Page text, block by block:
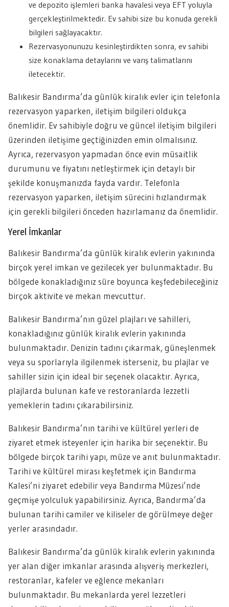
ve depozito işlemleri banka havalesi veya EFT yoluyla
gerçekleştirilmektedir. Ev sahibi size bu konuda gerekli
bilgileri sağlayacaktır.
Rezervasyonunuzu kesinleştirdikten sonra, ev sahibi
size konaklama detaylarını ve varış talimatlarını
iletecektir.
Balıkesir Bandırma’da günlük kiralık evler için telefonla
rezervasyon yaparken, iletişim bilgileri oldukça
önemlidir. Ev sahibiyle doğru ve güncel iletişim bilgileri
üzerinden iletişime geçtiğinizden emin olmalısınız.
Ayrıca, rezervasyon yapmadan önce evin müsaitlik
durumunu ve fiyatını netleştirmek için detaylı bir
şekilde konuşmanızda fayda vardır. Telefonla
rezervasyon yaparken, iletişim sürecini hızlandırmak
için gerekli bilgileri önceden hazırlamanız da önemlidir.
Yerel İmkanlar
Balıkesir Bandırma’da günlük kiralık evlerin yakınında
birçok yerel imkan ve gezilecek yer bulunmaktadır. Bu
bölgede konakladığınız süre boyunca keşfedebileceğiniz
birçok aktivite ve mekan mevcuttur.
Balıkesir Bandırma’nın güzel plajları ve sahilleri,
konakladığınız günlük kiralık evlerin yakınında
bulunmaktadır. Denizin tadını çıkarmak, güneşlenmek
veya su sporlarıyla ilgilenmek isterseniz, bu plajlar ve
sahiller sizin için ideal bir seçenek olacaktır. Ayrıca,
plajlarda bulunan kafe ve restoranlarda lezzetli
yemeklerin tadını çıkarabilirsiniz.
Balıkesir Bandırma’nın tarihi ve kültürel yerleri de
ziyaret etmek isteyenler için harika bir seçenektir. Bu
bölgede birçok tarihi yapı, müze ve anıt bulunmaktadır.
Tarihi ve kültürel mirası keşfetmek için Bandırma
Kalesi’ni ziyaret edebilir veya Bandırma Müzesi’nde
geçmişe yolculuk yapabilirsiniz. Ayrıca, Bandırma’da
bulunan tarihi camiler ve kiliseler de görülmeye değer
yerler arasındadır.
Balıkesir Bandırma’da günlük kiralık evlerin yakınında
yer alan diğer imkanlar arasında alışveriş merkezleri,
restoranlar, kafeler ve eğlence mekanları
bulunmaktadır. Bu mekanlarda yerel lezzetleri